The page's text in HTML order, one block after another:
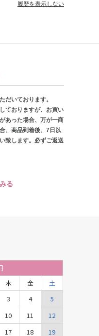
履歴を表示しない
だいております。
ておりますが、お買い
あった場合、万が一商
、商品到着後、7日以
致します。必ずご返送
る
木 金
土
3 4
5
10 11
12
17 18 19